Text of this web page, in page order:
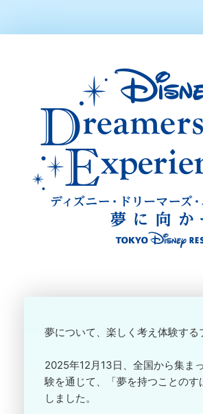
夢について、楽しく考え体験する
2025年12月13日、全国から集ま
験を通じて、「夢を持つことの
しました。